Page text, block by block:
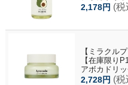
2,178円 (税
【ミラクル
【在庫限り
アボカドリ
2,728円 (税